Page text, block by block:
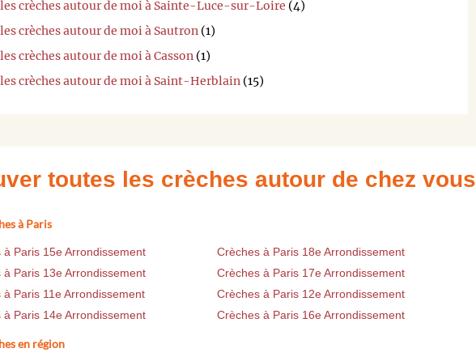
crèches autour de moi à Sainte-Luce-sur-Loire (4)
crèches autour de moi à Sautron (1)
crèches autour de moi à Casson (1)
crèches autour de moi à Saint-Herblain (15)
toutes les crèches autour de chez vous
à Paris
à Paris 15e Arrondissement
Crèches à Paris 18e Arrondissement
à Paris 13e Arrondissement
Crèches à Paris 17e Arrondissement
à Paris 11e Arrondissement
Crèches à Paris 12e Arrondissement
à Paris 14e Arrondissement
Crèches à Paris 16e Arrondissement
en région